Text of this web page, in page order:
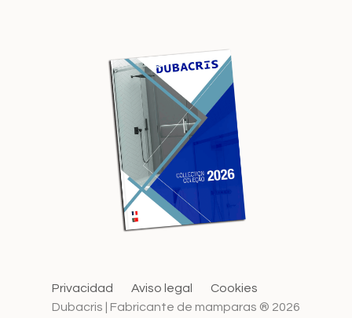
Privacidad Aviso legal
Cookies
Dubacris | Fabricante de mamparas ® 2026